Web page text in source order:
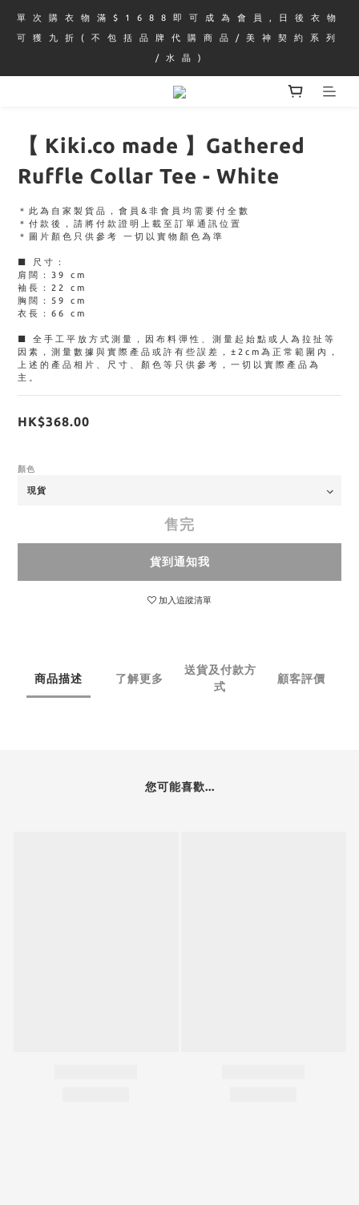
單 次 購 衣 物 滿 $ 1 6 8 8 即 可 成 為 會 員 , 日 後 衣 物
可 獲 九 折 ( 不 包 括 品 牌 代 購 商 品 / 美 神 契 約 系 列
/ 水 晶 )
【 Kiki.co made 】Gathered
Ruffle Collar Tee - White
＊此為自家製貨品，會員&非會員均需要付全數
＊付款後，請將付款證明上載至訂單通訊位置
＊圖片顏色只供參考 一切以實物顏色為準
■ 尺寸：
肩闊：39 cm
袖長：22 cm
胸闊：59 cm
衣長：66 cm
■ 全手工平放方式測量，因布料彈性、測量起始點或人為拉扯等
因素，測量數據與實際產品或許有些誤差，±2cm為正常範圍內，
上述的產品相片、尺寸、顏色等只供參考，一切以實際產品為
主。
HK$368.00
顏色
售完
貨到通知我
加入追蹤清單
商品描述 了解更多
送貨及付款方
式
顧客評價
您可能喜歡...